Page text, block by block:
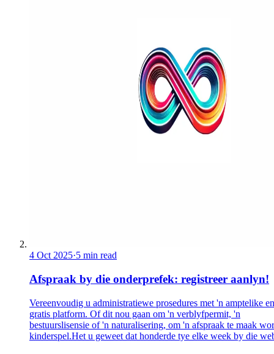
4 Oct 2025·5 min read
Afspraak by die onderprefek: registreer aanlyn!
Vereenvoudig u administratiewe prosedures met 'n amptelike en
gratis platform. Of dit nou gaan om 'n verblyfpermit, 'n
bestuurslisensie of 'n naturalisering, om 'n afspraak te maak
kinderspel.Het u geweet dat honderde tye elke week by die